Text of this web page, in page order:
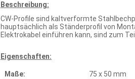
Beschreibung:
CW-Profile sind kaltverformte
hauptsächlich als Ständerprofil von
Elektrokabel einführen kann, sind zum
Eigenschaften:
Maße:
75 x 50 mm